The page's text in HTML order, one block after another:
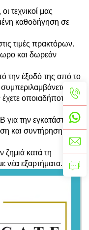
τεχνικοί μας
καθοδήγηση σε
τιμές πρακτόρων.
και δωρεάν
την έξοδό της από το
οποιαδήποτε
για την εγκατάσταση
και συντήρηση της
ζημιά κατά τη
νέα εξαρτήματα.